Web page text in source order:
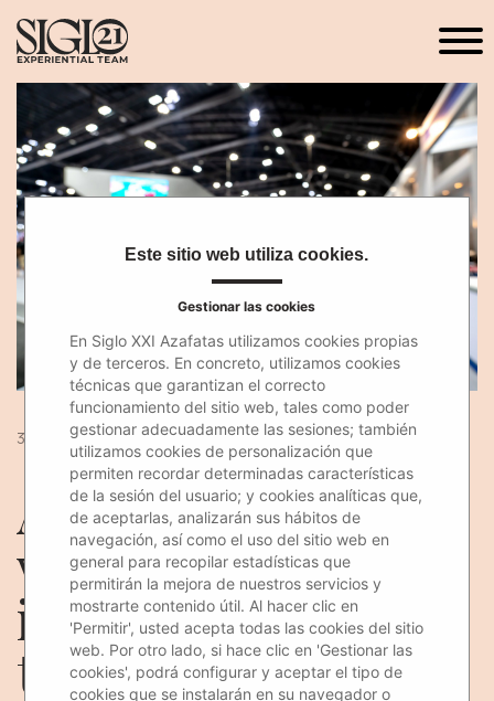
30 Sep 2019
Aumenta la
visibilidad y el
interés del stand de
tu feria con azafatas
Este sitio web utiliza cookies.
Gestionar las cookies
En Siglo XXI Azafatas utilizamos cookies propias
y de terceros. En concreto, utilizamos cookies
técnicas que garantizan el correcto
funcionamiento del sitio web, tales como poder
gestionar adecuadamente las sesiones; también
utilizamos cookies de personalización que
permiten recordar determinadas características
de la sesión del usuario; y cookies analíticas que,
de aceptarlas, analizarán sus hábitos de
navegación, así como el uso del sitio web en
general para recopilar estadísticas que
permitirán la mejora de nuestros servicios y
mostrarte contenido útil. Al hacer clic en
'Permitir', usted acepta todas las cookies del sitio
web. Por otro lado, si hace clic en 'Gestionar las
cookies', podrá configurar y aceptar el tipo de
cookies que se instalarán en su navegador o